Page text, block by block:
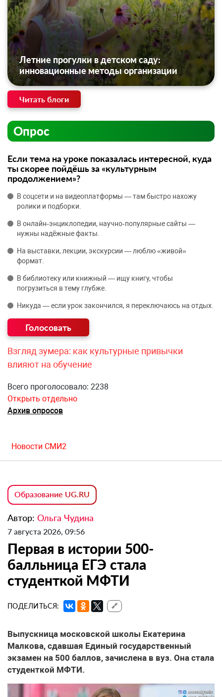
Летние прогулки в детском саду:
инновационные методы организации
Читать блоги
Опрос
Если тема на уроке показалась интересной, куда
ты скорее пойдёшь за «культурным
продолжением»?
В соцсети и на видеоплатформы — там быстро нахожу
ролики и подборки.
В онлайн‑энциклопедии, научно‑популярные сайты —
нужны надёжные факты.
На выставки, лекции, экскурсии — люблю «живой»
формат.
В библиотеку или книжный — ищу книгу, чтобы
погрузиться в тему глубже.
Никуда — если урок закончился, я переключаюсь на отдых.
Взгляд зумера: как культурные привычки
влияют на обучение
Всего проголосовало: 2238
Открыть отдельно
Архив опросов
Новости СМИ2
Образование UG.RU
Автор: Ольга Чудина
7 августа 2026, 09:56
Первая в истории 500-
балльница ЕГЭ стала
студенткой МФТИ
ПОДЕЛИТЬСЯ: 🔗
Выпускница московской школы Екатерина
Малкова, сдавшая Единый государственный
экзамен на 500 баллов, зачислена в вуз. Она стала
студенткой МФТИ.